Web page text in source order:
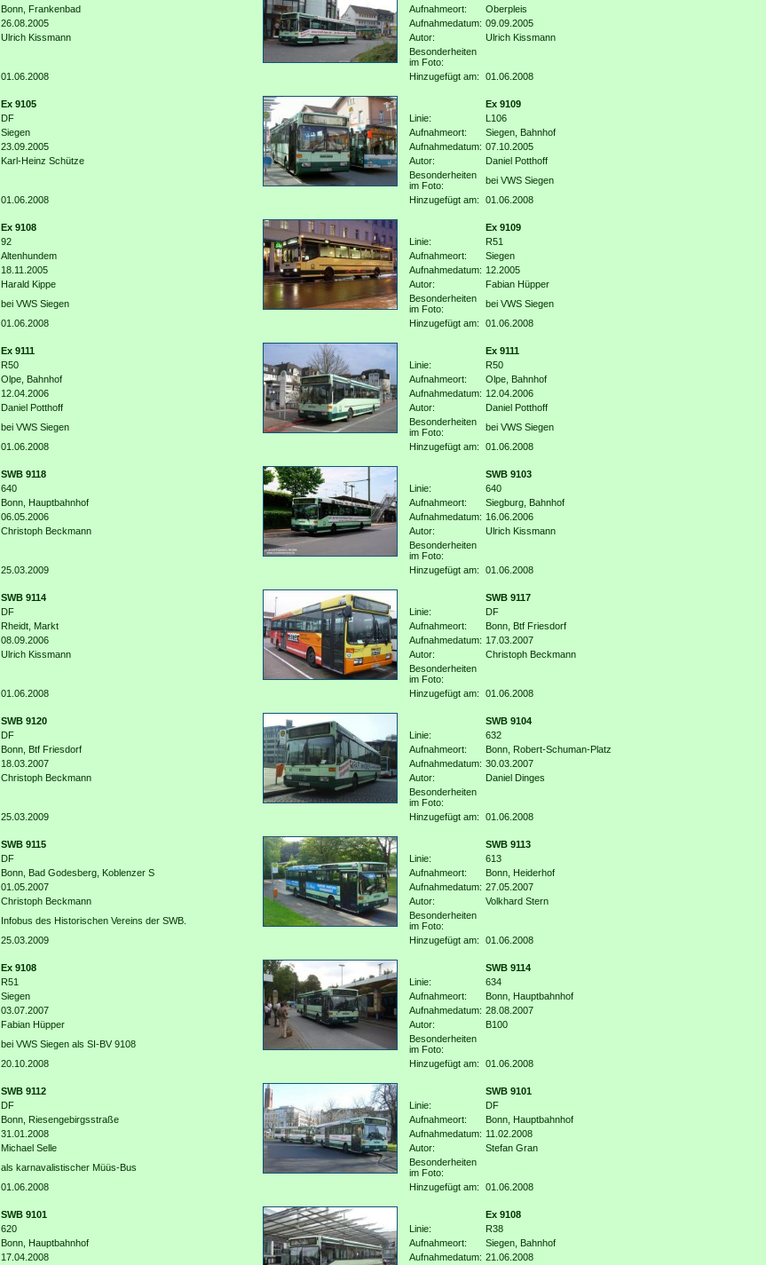
Bonn, Frankenbad
26.08.2005
Ulrich Kissmann
01.06.2008
Aufnahmeort:
Oberpleis
Aufnahmedatum: 09.09.2005
Autor:
Ulrich Kissmann
Besonderheiten
im Foto:
Hinzugefügt am:
01.06.2008
Ex 9105
DF
Siegen
23.09.2005
Karl-Heinz Schütze
01.06.2008
Ex 9109
Linie:
L106
Aufnahmeort:
Siegen, Bahnhof
Aufnahmedatum: 07.10.2005
Autor:
Daniel Potthoff
Besonderheiten
im Foto:
bei VWS Siegen
Hinzugefügt am:
01.06.2008
Ex 9108
92
Altenhundem
18.11.2005
Harald Kippe
bei VWS Siegen
01.06.2008
Ex 9109
Linie:
R51
Aufnahmeort:
Siegen
Aufnahmedatum: 12.2005
Autor:
Fabian Hüpper
Besonderheiten
im Foto:
bei VWS Siegen
Hinzugefügt am:
01.06.2008
Ex 9111
R50
Olpe, Bahnhof
12.04.2006
Daniel Potthoff
bei VWS Siegen
01.06.2008
Ex 9111
Linie:
R50
Aufnahmeort:
Olpe, Bahnhof
Aufnahmedatum: 12.04.2006
Autor:
Daniel Potthoff
Besonderheiten
im Foto:
bei VWS Siegen
Hinzugefügt am:
01.06.2008
SWB 9118
640
Bonn, Hauptbahnhof
06.05.2006
Christoph Beckmann
25.03.2009
SWB 9103
Linie:
640
Aufnahmeort:
Siegburg, Bahnhof
Aufnahmedatum: 16.06.2006
Autor:
Ulrich Kissmann
Besonderheiten
im Foto:
Hinzugefügt am:
01.06.2008
SWB 9114
DF
Rheidt, Markt
08.09.2006
Ulrich Kissmann
01.06.2008
SWB 9117
Linie:
DF
Aufnahmeort:
Bonn, Btf Friesdorf
Aufnahmedatum: 17.03.2007
Autor:
Christoph Beckmann
Besonderheiten
im Foto:
Hinzugefügt am:
01.06.2008
SWB 9120
DF
Bonn, Btf Friesdorf
18.03.2007
Christoph Beckmann
25.03.2009
SWB 9104
Linie:
632
Aufnahmeort:
Bonn, Robert-Schuman-Platz
Aufnahmedatum: 30.03.2007
Autor:
Daniel Dinges
Besonderheiten
im Foto:
Hinzugefügt am:
01.06.2008
SWB 9115
DF
Bonn, Bad Godesberg, Koblenzer S
01.05.2007
Christoph Beckmann
Infobus des Historischen Vereins der SWB.
25.03.2009
SWB 9113
Linie:
613
Aufnahmeort:
Bonn, Heiderhof
Aufnahmedatum: 27.05.2007
Autor:
Volkhard Stern
Besonderheiten
im Foto:
Hinzugefügt am:
01.06.2008
Ex 9108
R51
Siegen
03.07.2007
Fabian Hüpper
bei VWS Siegen als SI-BV 9108
20.10.2008
SWB 9114
Linie:
634
Aufnahmeort:
Bonn, Hauptbahnhof
Aufnahmedatum: 28.08.2007
Autor:
B100
Besonderheiten
im Foto:
Hinzugefügt am:
01.06.2008
SWB 9112
DF
Bonn, Riesengebirgsstraße
31.01.2008
Michael Selle
als karnavalistischer Müüs-Bus
01.06.2008
SWB 9101
Linie:
DF
Aufnahmeort:
Bonn, Hauptbahnhof
Aufnahmedatum: 11.02.2008
Autor:
Stefan Gran
Besonderheiten
im Foto:
Hinzugefügt am:
01.06.2008
SWB 9101
620
Bonn, Hauptbahnhof
17.04.2008
Ex 9108
Linie:
R38
Aufnahmeort:
Siegen, Bahnhof
Aufnahmedatum: 21.06.2008